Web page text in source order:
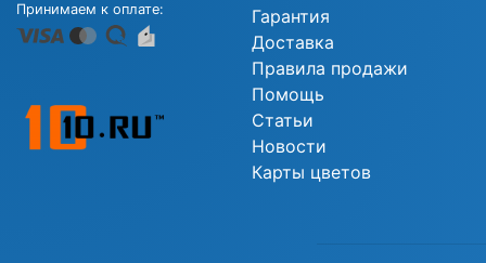
Принимаем к оплате:
Гарантия
Доставка
Правила продажи
Помощь
Статьи
Новости
Карты цветов